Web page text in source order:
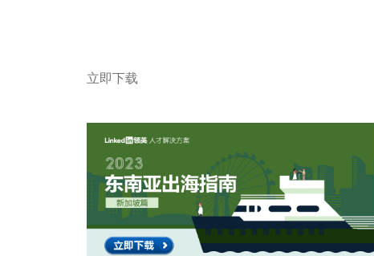
立即下载